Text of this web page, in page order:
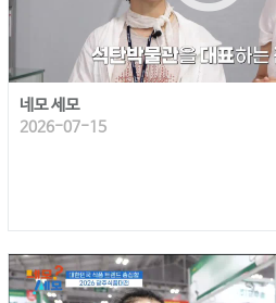
네모 세모
2026-07-15